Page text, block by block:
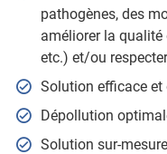
pathogènes, des
améliorer la qualité
etc.) et/ou
Solution efficace et
Dépollution
Solution sur-